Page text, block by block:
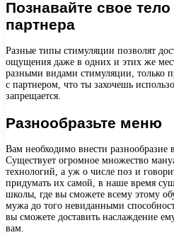
Познавайте свое
партнера
Разные типы стимуляции позволят
ощущения даже в одних и этих же
разными видами стимуляции, только
с партнером, что ты захочешь
запрещается.
Разнообразьте меню
Вам необходимо внести разнообразие
Существует огромное множество
технологий, а уж о числе поз и
придумать их самой, в наше время
школы, где вы сможете всему этому
мужа до того невиданными
вы сможете доставить наслаждение
вам.